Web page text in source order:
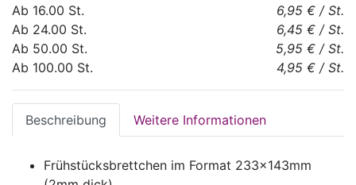
Ab 16.00 St. 6,95 € / St.
Ab 24.00 St. 6,45 € / St.
Ab 50.00 St. 5,95 € / St.
Ab 100.00 St. 4,95 € / St.
Beschreibung Weitere Informationen
Frühstücksbrettchen im Format 233x143mm